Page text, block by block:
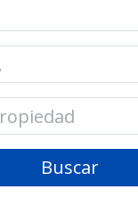
Buscar